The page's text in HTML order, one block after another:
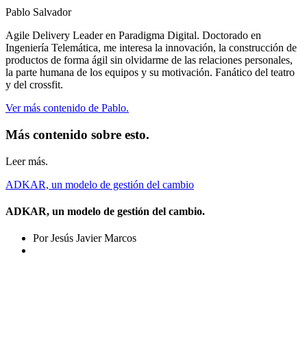
Pablo Salvador
Agile Delivery Leader en Paradigma Digital. Doctorado en
Ingeniería Telemática, me interesa la innovación, la construcción de
productos de forma ágil sin olvidarme de las relaciones personales,
la parte humana de los equipos y su motivación. Fanático del teatro
y del crossfit.
Ver más contenido de Pablo.
Más contenido sobre esto.
Leer más.
ADKAR, un modelo de gestión del cambio
ADKAR, un modelo de gestión del cambio.
Por Jesús Javier Marcos